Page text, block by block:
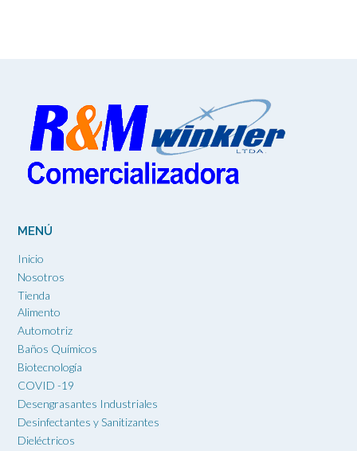
producto
MENÚ
Inicio
Nosotros
Tienda
Alimento
Automotriz
Baños Químicos
Biotecnología
COVID -19
Desengrasantes Industriales
Desinfectantes y Sanitizantes
Dieléctricos